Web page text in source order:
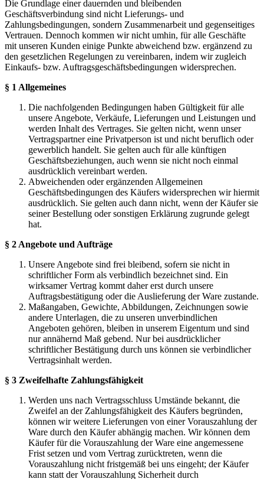
Die Grundlage einer dauernden und bleibenden
Geschäftsverbindung sind nicht Lieferungs- und
Zahlungsbedingungen, sondern Zusammenarbeit und gegenseitiges
Vertrauen. Dennoch kommen wir nicht umhin, für alle Geschäfte
mit unseren Kunden einige Punkte abweichend bzw. ergänzend zu
den gesetzlichen Regelungen zu vereinbaren, indem wir zugleich
Einkaufs- bzw. Auftragsgeschäftsbedingungen widersprechen.
§ 1 Allgemeines
Die nachfolgenden Bedingungen haben Gültigkeit für alle
unsere Angebote, Verkäufe, Lieferungen und Leistungen und
werden Inhalt des Vertrages. Sie gelten nicht, wenn unser
Vertragspartner eine Privatperson ist und nicht beruflich oder
gewerblich handelt. Sie gelten auch für alle künftigen
Geschäftsbeziehungen, auch wenn sie nicht noch einmal
ausdrücklich vereinbart werden.
Abweichenden oder ergänzenden Allgemeinen
Geschäftsbedingungen des Käufers widersprechen wir hiermit
ausdrücklich. Sie gelten auch dann nicht, wenn der Käufer sie
seiner Bestellung oder sonstigen Erklärung zugrunde gelegt
hat.
§ 2 Angebote und Aufträge
Unsere Angebote sind frei bleibend, sofern sie nicht in
schriftlicher Form als verbindlich bezeichnet sind. Ein
wirksamer Vertrag kommt daher erst durch unsere
Auftragsbestätigung oder die Auslieferung der Ware zustande.
Maßangaben, Gewichte, Abbildungen, Zeichnungen sowie
andere Unterlagen, die zu unseren unverbindlichen
Angeboten gehören, bleiben in unserem Eigentum und sind
nur annähernd Maß gebend. Nur bei ausdrücklicher
schriftlicher Bestätigung durch uns können sie verbindlicher
Vertragsinhalt werden.
§ 3 Zweifelhafte Zahlungsfähigkeit
Werden uns nach Vertragsschluss Umstände bekannt, die
Zweifel an der Zahlungsfähigkeit des Käufers begründen,
können wir weitere Lieferungen von einer Vorauszahlung der
Ware durch den Käufer abhängig machen. Wir können dem
Käufer für die Vorauszahlung der Ware eine angemessene
Frist setzen und vom Vertrag zurücktreten, wenn die
Vorauszahlung nicht fristgemäß bei uns eingeht; der Käufer
kann statt der Vorauszahlung Sicherheit durch